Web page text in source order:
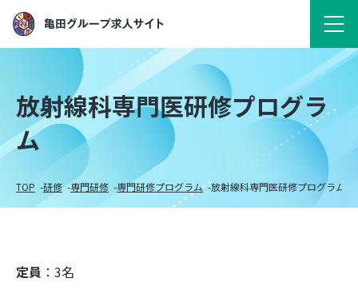
放射線科専門医研修プログラ
ム
TOP 研修 専門研修 専門研修プログラム 放射線科専門医研修プログラム
定員 ：3名